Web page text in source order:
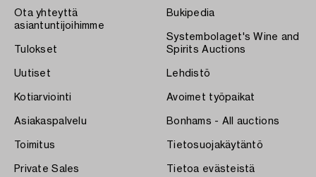
Ota yhteyttä
asiantuntijoihimme
Tulokset
Uutiset
Kotiarviointi
Asiakaspalvelu
Toimitus
Private Sales
Bukipedia
Systembolaget's Wine and
Spirits Auctions
Lehdistö
Avoimet työpaikat
Bonhams - All auctions
Tietosuojakäytäntö
Tietoa evästeistä